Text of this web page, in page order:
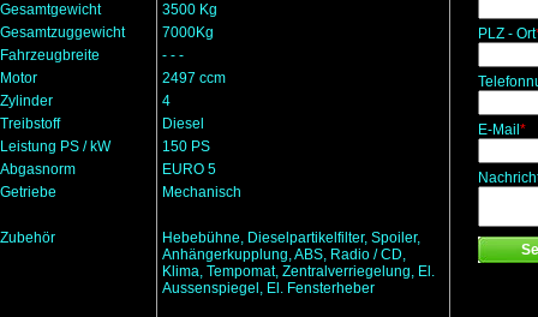
Gesamtgewicht
3500 Kg
Gesamtzuggewicht
7000Kg
Fahrzeugbreite
- - -
Motor
2497 ccm
Zylinder
4
Treibstoff
Diesel
Leistung PS / kW
150 PS
Abgasnorm
EURO 5
Getriebe
Mechanisch
Zubehör
Hebebühne, Dieselpartikelfilter, Spoiler,
Anhängerkupplung, ABS, Radio / CD,
Klima, Tempomat, Zentralverriegelung, El.
Aussenspiegel, El. Fensterheber
PLZ - Ort
E-Mail *